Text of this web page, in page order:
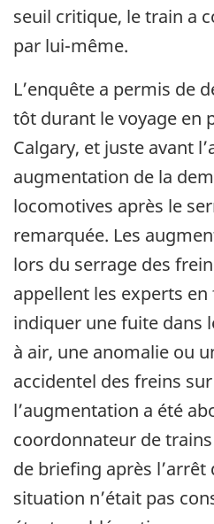
seuil critique, le train a
par lui-même.
L’enquête a permis de
tôt durant le voyage en
Calgary, et juste avant
augmentation de la
locomotives après le
remarquée. Les
lors du serrage des
appellent les experts
indiquer une fuite dans
à air, une anomalie ou
accidentel des freins
l’augmentation a été
coordonnateur de
de briefing après l’arrêt
situation n’était pas